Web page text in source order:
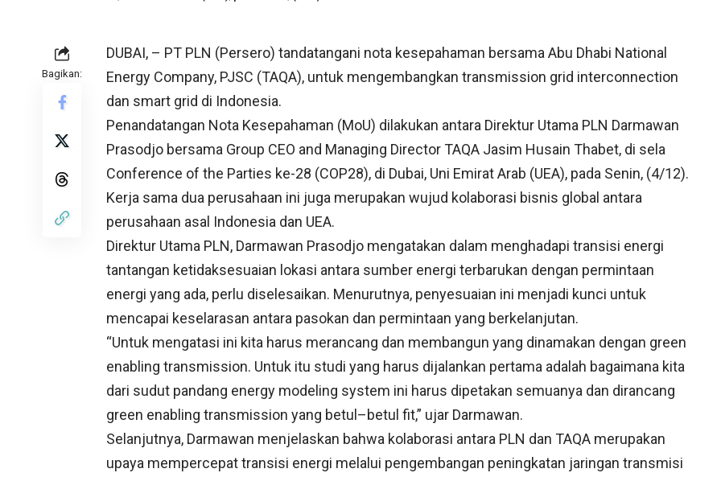
Bagikan:
DUBAI, – PT PLN (Persero) tandatangani nota kesepahaman bersama Abu Dhabi National
Energy Company, PJSC (TAQA), untuk mengembangkan transmission grid interconnection
dan smart grid di Indonesia.
Penandatangan Nota Kesepahaman (MoU) dilakukan antara Direktur Utama PLN Darmawan
Prasodjo bersama Group CEO and Managing Director TAQA Jasim Husain Thabet, di sela
Conference of the Parties ke-28 (COP28), di Dubai, Uni Emirat Arab (UEA), pada Senin, (4/12).
Kerja sama dua perusahaan ini juga merupakan wujud kolaborasi bisnis global antara
perusahaan asal Indonesia dan UEA.
Direktur Utama PLN, Darmawan Prasodjo mengatakan dalam menghadapi transisi energi
tantangan ketidaksesuaian lokasi antara sumber energi terbarukan dengan permintaan
energi yang ada, perlu diselesaikan. Menurutnya, penyesuaian ini menjadi kunci untuk
mencapai keselarasan antara pasokan dan permintaan yang berkelanjutan.
“Untuk mengatasi ini kita harus merancang dan membangun yang dinamakan dengan green
enabling transmission. Untuk itu studi yang harus dijalankan pertama adalah bagaimana kita
dari sudut pandang energy modeling system ini harus dipetakan semuanya dan dirancang
green enabling transmission yang betul–betul fit,” ujar Darmawan.
Selanjutnya, Darmawan menjelaskan bahwa kolaborasi antara PLN dan TAQA merupakan
upaya mempercepat transisi energi melalui pengembangan peningkatan jaringan transmisi